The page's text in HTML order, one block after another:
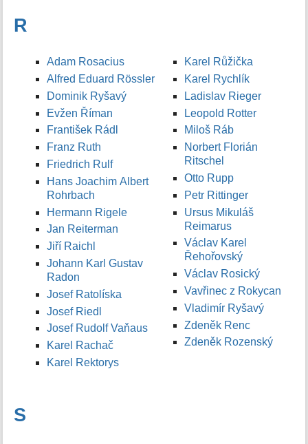
R
Adam Rosacius
Alfred Eduard Rössler
Dominik Ryšavý
Evžen Říman
František Rádl
Franz Ruth
Friedrich Rulf
Hans Joachim Albert
Rohrbach
Hermann Rigele
Jan Reiterman
Jiří Raichl
Johann Karl Gustav
Radon
Josef Ratolíska
Josef Riedl
Josef Rudolf Vaňaus
Karel Rachač
Karel Rektorys
Karel Růžička
Karel Rychlík
Ladislav Rieger
Leopold Rotter
Miloš Ráb
Norbert Florián
Ritschel
Otto Rupp
Petr Rittinger
Ursus Mikuláš
Reimarus
Václav Karel
Řehořovský
Václav Rosický
Vavřinec z Rokycan
Vladimír Ryšavý
Zdeněk Renc
Zdeněk Rozenský
S